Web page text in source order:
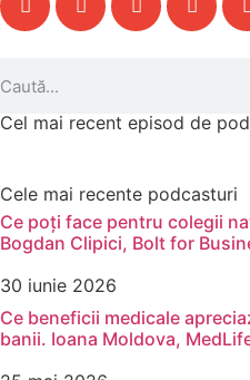
Cel mai recent episod de
Cele mai recente podcasturi
Ce poți face pentru colegii
Bogdan Clipici, Bolt for
30 iunie 2026
Ce beneficii medicale
banii. Ioana Moldova,